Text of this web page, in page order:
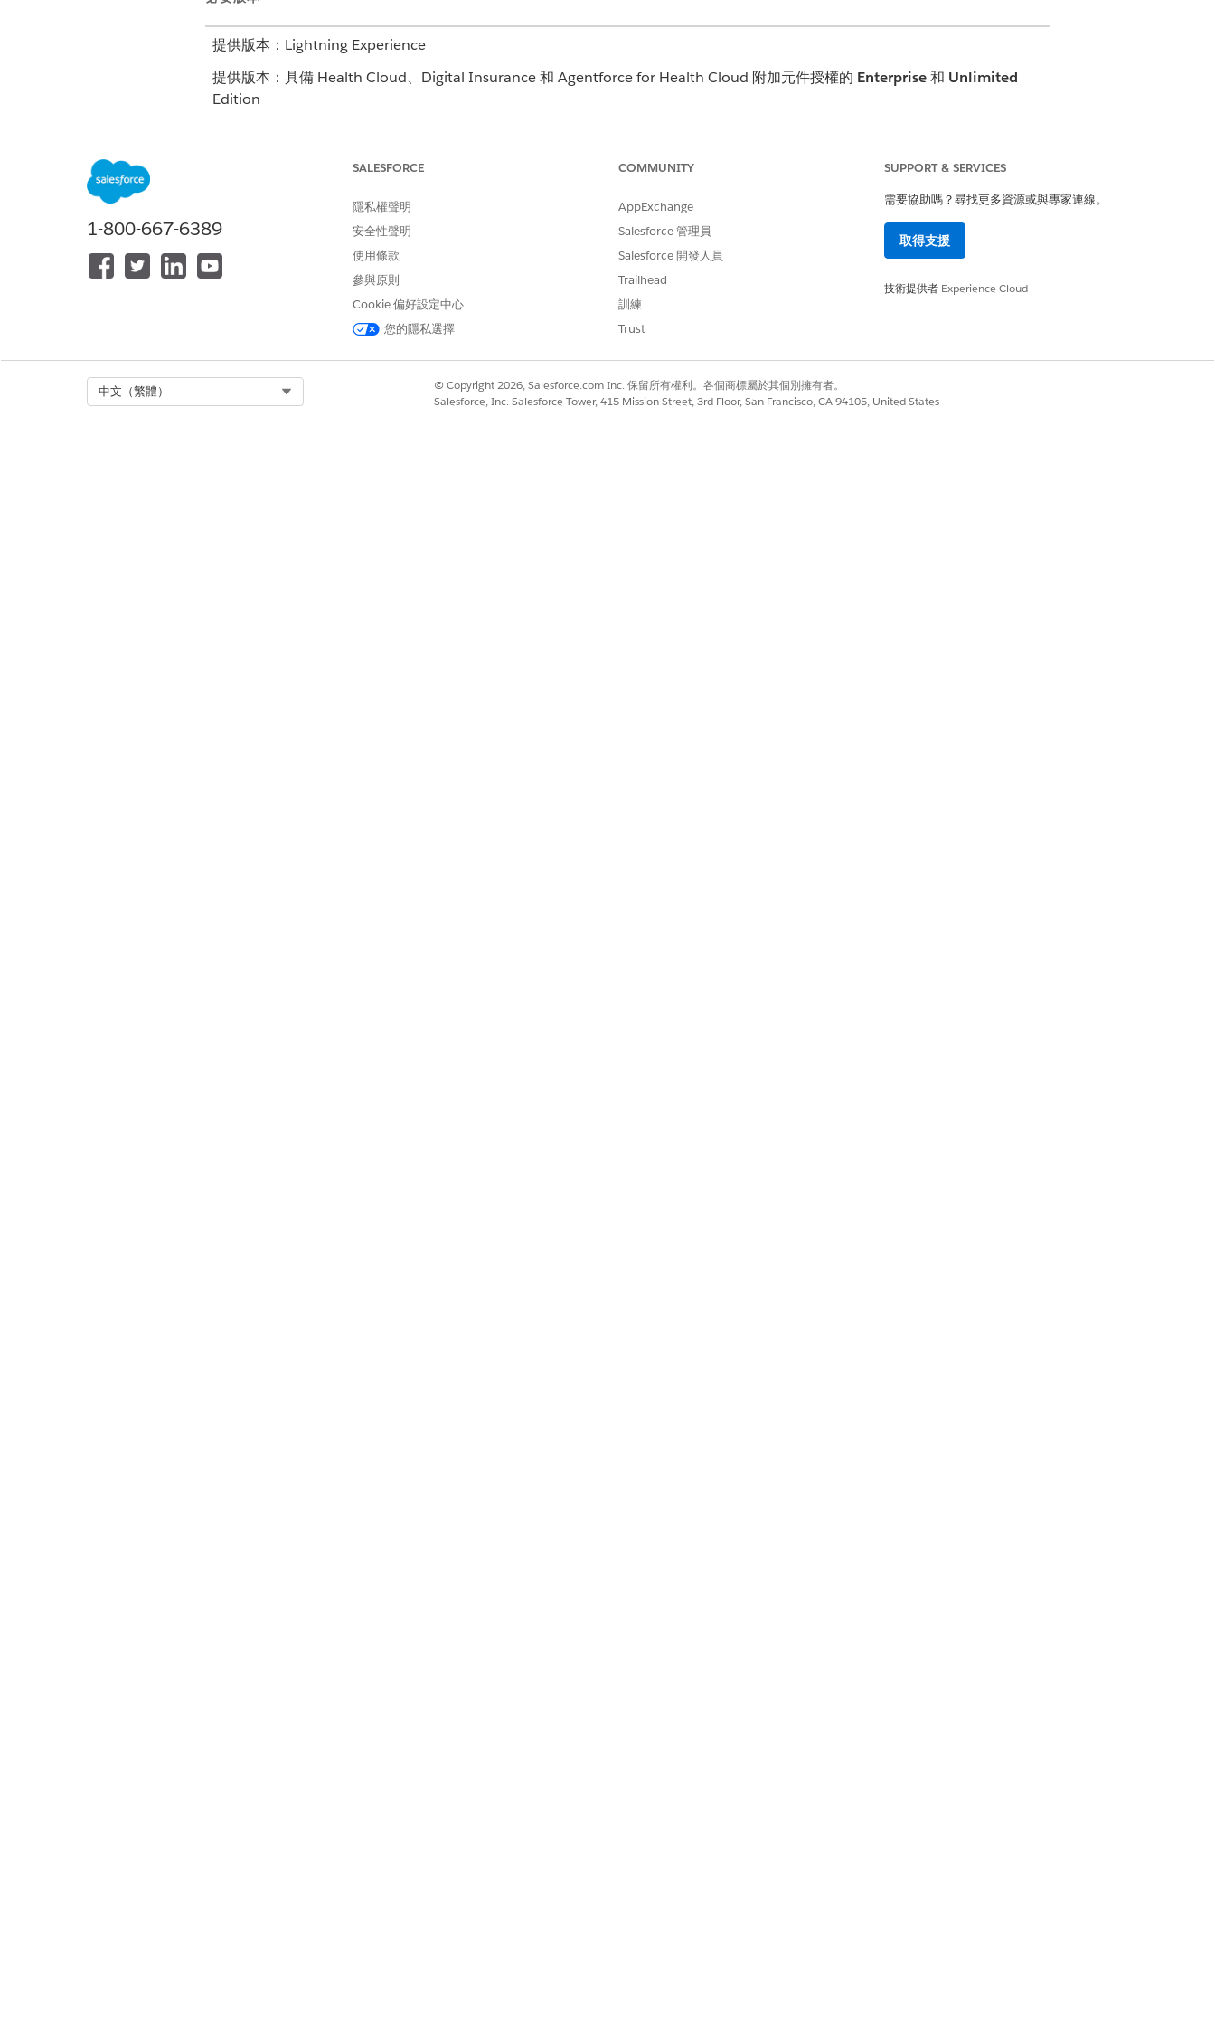
提供版本：Lightning Experience
提供版本：具備 Health Cloud、Digital Insurance 和 Agentforce for Health Cloud 附加元件授權的 Enterprise和 Unlimited
Edition
管理設定檔和權限集
報價的價格和稅額計算
Salesforce 定價管理員
提示範本使用者
提示範本管理員
Health Cloud Foundation
1-800-667-6389
SALESFORCE
隱私權聲明
安全性聲明
使用條款
參與原則
Cookie 偏好設定中心
您的隱私選擇
COMMUNITY
AppExchange
Salesforce 管理員
Salesforce 開發人員
Trailhead
訓練
Trust
SUPPORT & SERVICES
需要協助嗎？尋找更多資源或與專家連線。
取得支援
技術提供者 Experience Cloud
中文（繁體）
© Copyright 2026, Salesforce.com Inc. 保留所有權利。各個商標屬於其個別擁有者。
Salesforce, Inc. Salesforce Tower, 415 Mission Street, 3rd Floor, San Francisco, CA 94105, United States